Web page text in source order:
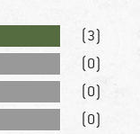
(3)
(0)
(0)
(0)